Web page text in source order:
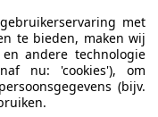
met
te bieden, maken wij
andere technologie
nu: 'cookies'), om
(bijv.